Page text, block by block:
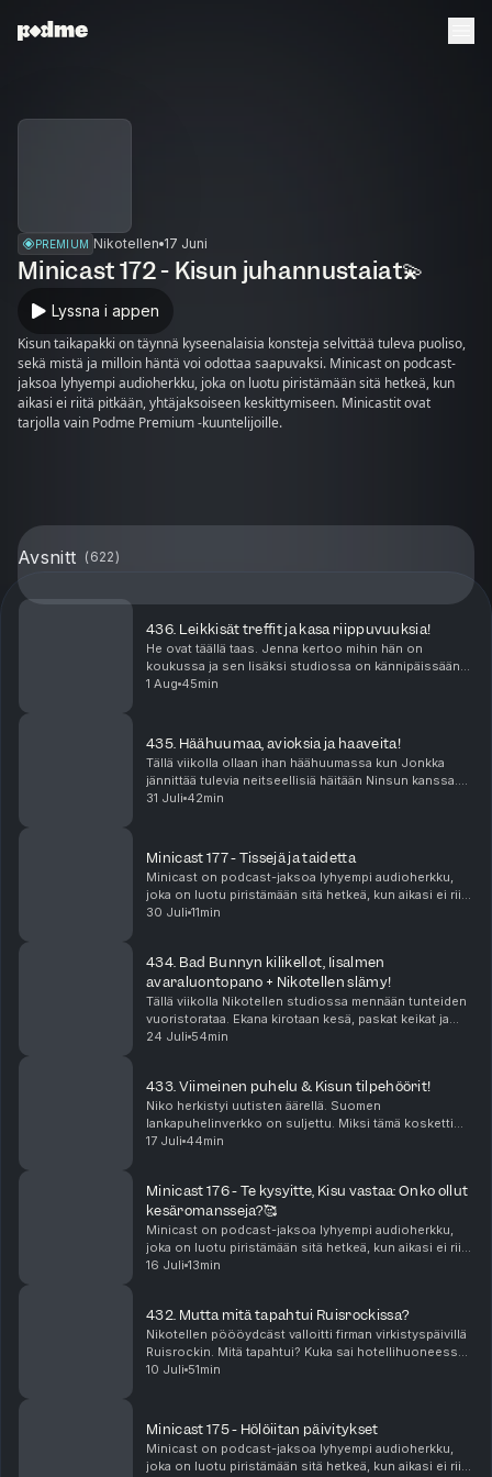
PREMIUM Nikotellen 17 Juni
Minicast 172 - Kisun juhannustaiat💫
Lyssna i appen
Kisun taikapakki on täynnä kyseenalaisia konsteja selvittää tuleva puoliso,
sekä mistä ja milloin häntä voi odottaa saapuvaksi. Minicast on podcast-
jaksoa lyhyempi audioherkku, joka on luotu piristämään sitä hetkeä, kun
aikasi ei riitä pitkään, yhtäjaksoiseen keskittymiseen. Minicastit ovat
tarjolla vain Podme Premium -kuuntelijoille.
Avsnitt ( 622)
436. Leikkisät treffit ja kasa riippuvuuksia!
He ovat täällä taas. Jenna kertoo mihin hän on
koukussa ja sen lisäksi studiossa on kännipäissään
lyöty 500€ veto. Mutta mistä? Niko suuntasi tutun
1 Aug 45min
435. Häähuumaa, avioksia ja haaveita!
Tällä viikolla ollaan ihan häähuumassa kun Jonkka
jännittää tulevia neitseellisiä häitään Ninsun kanssa.
Miten häät onkaan paisuneet sellaiseksi että näistä
31 Juli 42min
Minicast 177 - Tissejä ja taidetta
Minicast on podcast-jaksoa lyhyempi audioherkku,
joka on luotu piristämään sitä hetkeä, kun aikasi ei riitä
pitkään, yhtäjaksoiseen keskittymiseen. Minicastit
30 Juli 11min
434. Bad Bunnyn kilikellot, Iisalmen
avaraluontopano + Nikotellen slämy!
Tällä viikolla Nikotellen studiossa mennään tunteiden
vuoristorataa. Ekana kirotaan kesä, paskat keikat ja
sitten Bad Bunnyn tiktokit vie mennessään! Katja on
24 Juli 54min
433. Viimeinen puhelu & Kisun tilpehöörit!
Niko herkistyi uutisten äärellä. Suomen
lankapuhelinverkko on suljettu. Miksi tämä kosketti
niin suuresti? Jenna nukkui elämänsä parhaat
17 Juli 44min
Minicast 176 - Te kysyitte, Kisu vastaa: Onko ollut
kesäromansseja?🥰
Minicast on podcast-jaksoa lyhyempi audioherkku,
joka on luotu piristämään sitä hetkeä, kun aikasi ei riitä
pitkään, yhtäjaksoiseen keskittymiseen. Minicastit
16 Juli 13min
432. Mutta mitä tapahtui Ruisrockissa?
Nikotellen pöööydcäst valloitti firman virkistyspäivillä
Ruisrockin. Mitä tapahtui? Kuka sai hotellihuoneessa?
Kenen ilta meni vesibussin jonossa ja millaiset jatkot
10 Juli 51min
Minicast 175 - Hölöiitan päivitykset
Minicast on podcast-jaksoa lyhyempi audioherkku,
joka on luotu piristämään sitä hetkeä, kun aikasi ei riitä